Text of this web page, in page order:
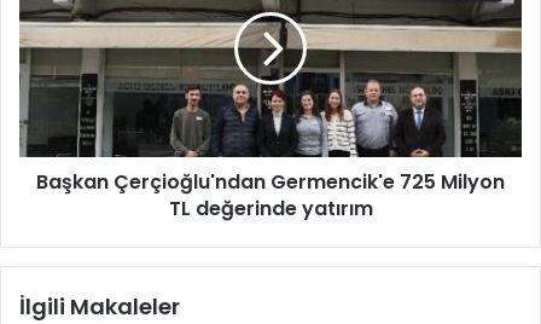
n
e
t
i
r
Ö
e
k
a
n
e
r
Başkan Çerçioğlu'ndan Germencik'e 725 Milyon
TL değerinde yatırım
İlgili Makaleler